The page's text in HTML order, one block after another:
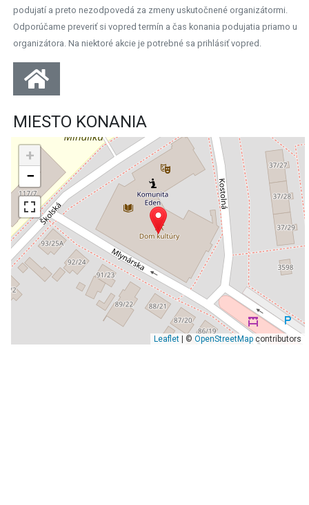
podujatí a preto nezodpovedá za zmeny uskutočnené organizátormi.
Odporúčame preveriť si vopred termín a čas konania podujatia priamo u
organizátora. Na niektoré akcie je potrebné sa prihlásiť vopred.
MIESTO KONANIA
+
−
Leaflet| © OpenStreetMapcontributors